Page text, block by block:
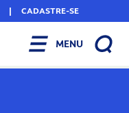
| CADASTRE-SE
MENU